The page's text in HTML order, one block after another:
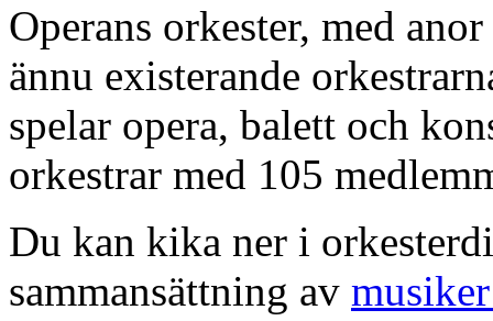
Operans orkester, med
ännu existerande
spelar opera, balett och
orkestrar med 105
Du kan kika ner i
sammansättning av